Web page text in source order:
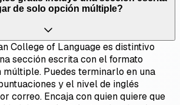
de solo opción múltiple?
College of Language es distintivo
sección escrita con el formato
múltiple. Puedes terminarlo en una
y el nivel de inglés
correo. Encaja con quien quiere que